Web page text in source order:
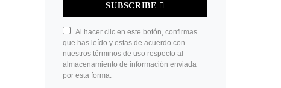
SUBSCRIBE
Al hacer clic en este botón, confirmas
que has leído y estas de acuerdo con
nuestros términos de uso respecto al
almacenamiento de información enviada
por esta forma.